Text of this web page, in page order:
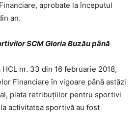
aprobate la începutul
an.
SCM Gloria Buzău până
nr. 33 din 16 februarie 2018,
Financiare în vigoare până astăzi
plata retribuţiilor pentru sportivi
activitatea sportivă au fost